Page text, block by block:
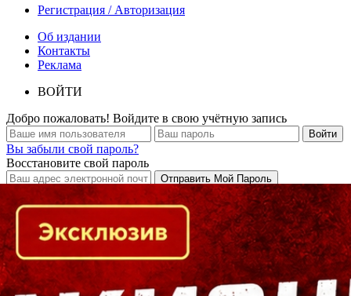
Регистрация / Авторизация
Об издании
Контакты
Реклама
ВОЙТИ
Добро пожаловать! Войдите в свою учётную запись
Вы забыли свой пароль?
Восстановите свой пароль
Кто есть кто в Байкальском регионе